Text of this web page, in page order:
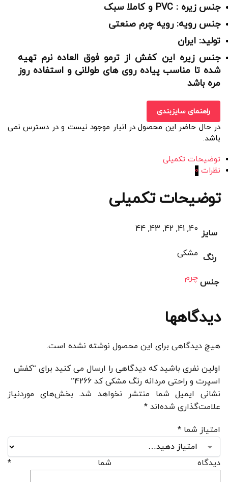
جنس زیره : PVC و کاملا سبک
جنس رویه: رویه چرم صنعتی
تولید: ایران
جنس زیره این کفش از ترمو فوق العاده نرم تهیه
شده تا مناسب پیاده روی های طولانی و استفاده روز
مره باشد
راهنمای سایزبندی
در حال حاضر این محصول در انبار موجود نیست و در دسترس نمی
باشد.
توضیحات تکمیلی
نظرات 0
توضیحات تکمیلی
سایز 40, 41, 42, 43, 44
رنگ مشکی
جنسچرم
دیدگاهها
هیچ دیدگاهی برای این محصول نوشته نشده است.
اولین نفری باشید که دیدگاهی را ارسال می کنید برای “کفش
اسپرت و راحتی مردانه رنگ مشکی کد 4266”
نشانی ایمیل شما منتشر نخواهد شد. بخش‌های موردنیاز
علامت‌گذاری شده‌اند *
امتیاز شما *
دیدگاه شما *